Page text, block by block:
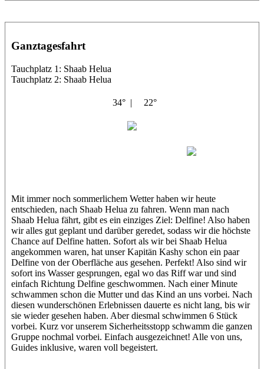
Ganztagesfahrt
Tauchplatz 1: Shaab Helua
Tauchplatz 2: Shaab Helua
34° | 22°
Mit immer noch sommerlichem Wetter haben wir heute
entschieden, nach Shaab Helua zu fahren. Wenn man nach
Shaab Helua fährt, gibt es ein einziges Ziel: Delfine! Also haben
wir alles gut geplant und darüber geredet, sodass wir die höchste
Chance auf Delfine hatten. Sofort als wir bei Shaab Helua
angekommen waren, hat unser Kapitän Kashy schon ein paar
Delfine von der Oberfläche aus gesehen. Perfekt! Also sind wir
sofort ins Wasser gesprungen, egal wo das Riff war und sind
einfach Richtung Delfine geschwommen. Nach einer Minute
schwammen schon die Mutter und das Kind an uns vorbei. Nach
diesen wunderschönen Erlebnissen dauerte es nicht lang, bis wir
sie wieder gesehen haben. Aber diesmal schwimmen 6 Stück
vorbei. Kurz vor unserem Sicherheitsstopp schwamm die ganzen
Gruppe nochmal vorbei. Einfach ausgezeichnet! Alle von uns,
Guides inklusive, waren voll begeistert.